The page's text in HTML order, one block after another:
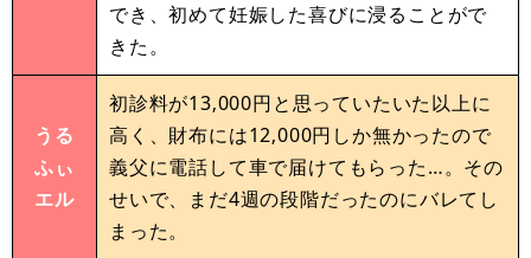
でき、初めて妊娠した喜びに浸ることがで
きた。
うる
ふぃ
エル
初診料が13‚000円と思っていたいた以上に
高く、財布には12‚000円しか無かったので
義父に電話して車で届けてもらった…。その
せいで、まだ4週の段階だったのにバレてし
まった。